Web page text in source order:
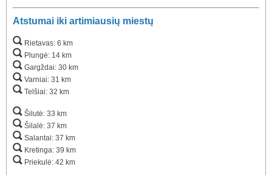
Atstumai iki artimiausių miestų
Rietavas: 6 km
Plungė: 14 km
Gargždai: 30 km
Varniai: 31 km
Telšiai: 32 km
Šilutė: 33 km
Šilalė: 37 km
Salantai: 37 km
Kretinga: 39 km
Priekulė: 42 km